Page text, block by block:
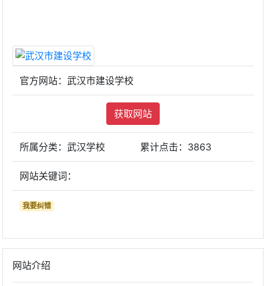
官方网站：武汉市建设学校
获取网站
所属分类：武汉学校 累计点击： 3863
网站关键词：
我要纠错
网站介绍